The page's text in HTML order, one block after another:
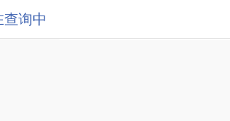
查询中